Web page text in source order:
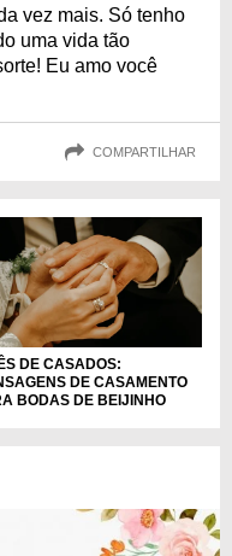
vez mais. Só tenho
uma vida tão
Eu amo você
COMPARTILHAR
DE CASADOS:
DE CASAMENTO
BODAS DE BEIJINHO